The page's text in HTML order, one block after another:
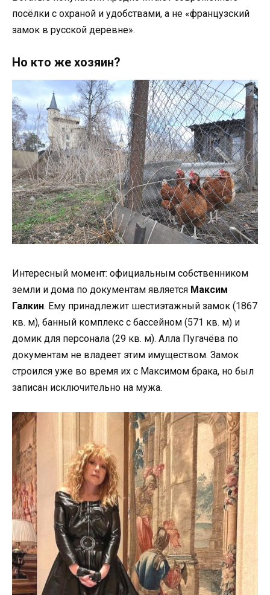
посёлки с охраной и удобствами, а не «французский
замок в русской деревне».
Но кто же хозяин?
Интересный момент: официальным собственником
земли и дома по документам является Максим
Галкин. Ему принадлежит шестиэтажный замок (1867
кв. м), банный комплекс с бассейном (571 кв. м) и
домик для персонала (29 кв. м). Алла Пугачёва по
документам не владеет этим имуществом. Замок
строился уже во время их с Максимом брака, но был
записан исключительно на мужа.